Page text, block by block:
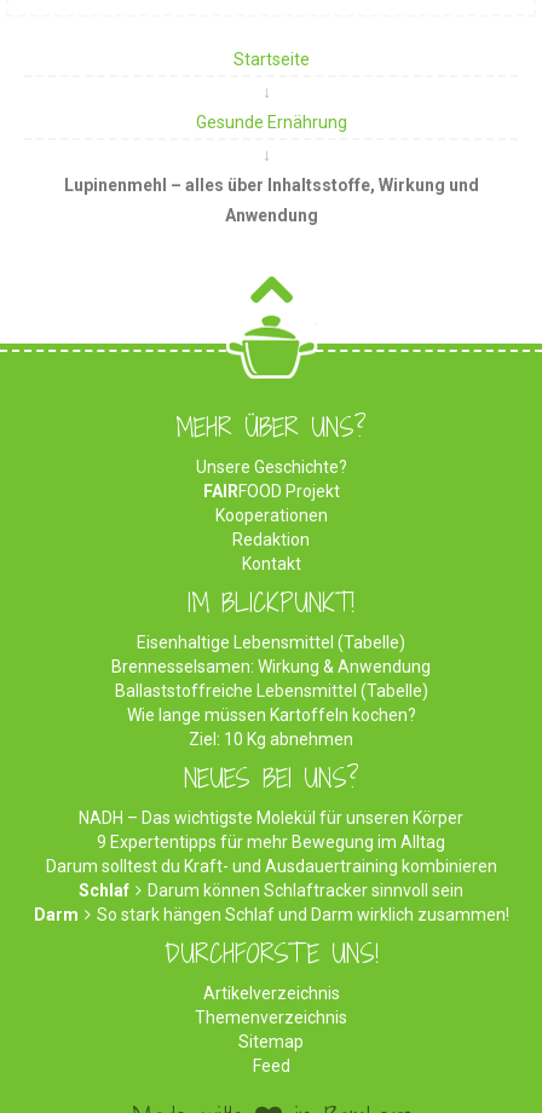
Startseite
Gesunde Ernährung
Lupinenmehl – alles über Inhaltsstoffe, Wirkung und
Anwendung
MEHR ÜBER UNS?
Unsere Geschichte?
FAIRFOOD Projekt
Kooperationen
Redaktion
Kontakt
IM BLICKPUNKT!
Eisenhaltige Lebensmittel (Tabelle)
Brennesselsamen: Wirkung & Anwendung
Ballaststoffreiche Lebensmittel (Tabelle)
Wie lange müssen Kartoffeln kochen?
Ziel: 10 Kg abnehmen
NEUES BEI UNS?
NADH – Das wichtigste Molekül für unseren Körper
9 Expertentipps für mehr Bewegung im Alltag
Darum solltest du Kraft- und Ausdauertraining kombinieren
Schlaf
Darum können Schlaftracker sinnvoll sein
Darm
So stark hängen Schlaf und Darm wirklich zusammen!
DURCHFORSTE UNS!
Artikelverzeichnis
Themenverzeichnis
Sitemap
Feed